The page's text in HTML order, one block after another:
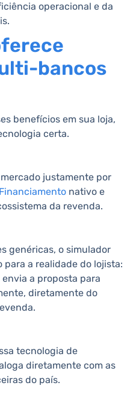
operacional e da
bancos
benefícios em sua loja,
certa.
justamente por
nativo e
da revenda.
genéricas, o simulador
a realidade do lojista:
a proposta para
diretamente do
tecnologia de
diretamente com as
do país.